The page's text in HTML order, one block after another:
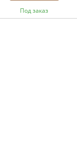
Под заказ